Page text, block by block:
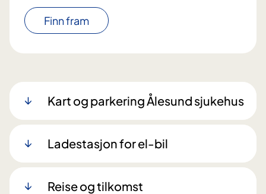
Finn fram
Kart og parkering Ålesund sjukehus
Ladestasjon for el-bil
Reise og tilkomst